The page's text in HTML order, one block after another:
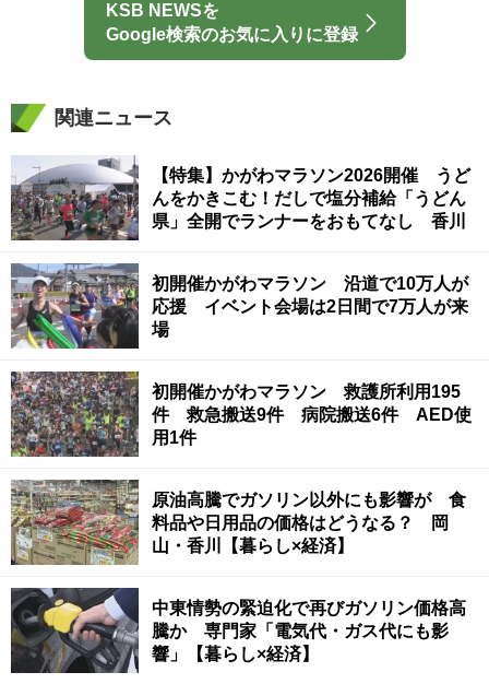
KSB NEWSを
Google検索のお気に入りに登録
関連ニュース
【特集】かがわマラソン2026開催 うど
んをかきこむ！だしで塩分補給「うどん
県」全開でランナーをおもてなし 香川
初開催かがわマラソン 沿道で10万人が
応援 イベント会場は2日間で7万人が来
場
初開催かがわマラソン 救護所利用195
件 救急搬送9件 病院搬送6件 AED使
用1件
原油高騰でガソリン以外にも影響が 食
料品や日用品の価格はどうなる？ 岡
山・香川【暮らし×経済】
中東情勢の緊迫化で再びガソリン価格高
騰か 専門家「電気代・ガス代にも影
響」【暮らし×経済】